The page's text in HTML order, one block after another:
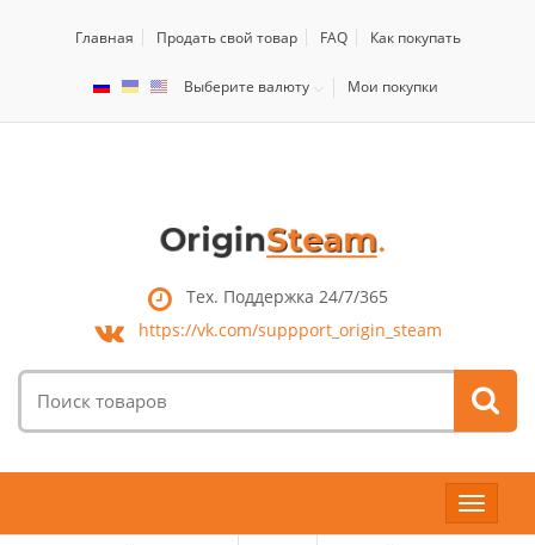
Главная Продать свой товар FAQ Как покупать
Выберите валюту Мои покупки
Тех. Поддержка 24/7/365
https://vk.com/suppport_origin_steam
товаров:
Toggle